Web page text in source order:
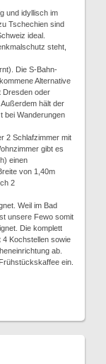
und idyllisch im
Tschechien sind
ideal.
steht,
Die S-Bahn-
Alternative
Dresden oder
hält der
bei Wanderungen
2 Schlafzimmer mit
gibt es
einen
von 1,40m
2
Weil im Bad
unsere Fewo somit
Die komplett
4 Kochstellen sowie
ab.
ein.